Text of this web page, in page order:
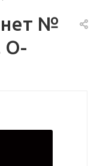
№
О-